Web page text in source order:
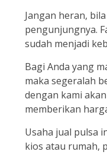
Jangan heran,
pengunjungnya.
sudah menjadi
Bagi Anda yang
maka segeralah
dengan kami
memberikan
Usaha jual pulsa
kios atau rumah,